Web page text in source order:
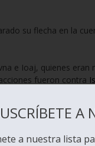
su flecha en la
e Ioaj, quienes eran
fueron contra
‘Una naciónA
a nuestra lista